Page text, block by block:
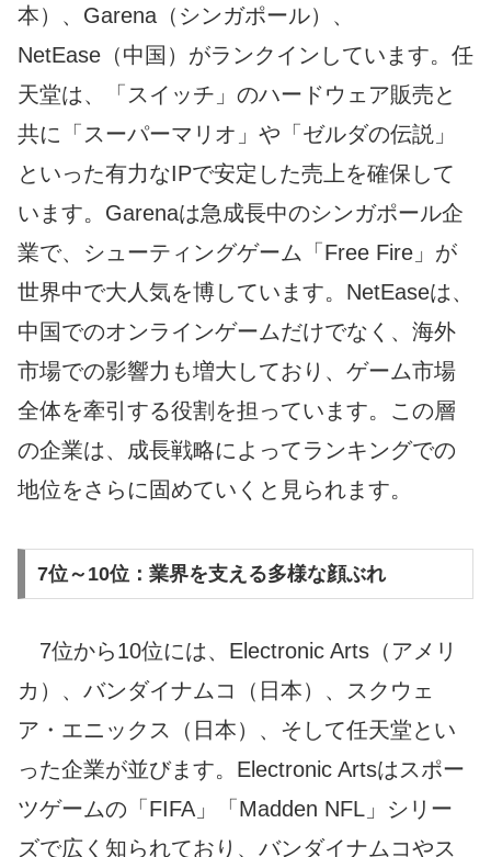
本）、Garena（シンガポール）、
NetEase（中国）がランクインしています。任
天堂は、「スイッチ」のハードウェア販売と
共に「スーパーマリオ」や「ゼルダの伝説」
といった有力なIPで安定した売上を確保して
います。Garenaは急成長中のシンガポール企
業で、シューティングゲーム「Free Fire」が
世界中で大人気を博しています。NetEaseは、
中国でのオンラインゲームだけでなく、海外
市場での影響力も増大しており、ゲーム市場
全体を牽引する役割を担っています。この層
の企業は、成長戦略によってランキングでの
地位をさらに固めていくと見られます。
7位～10位：業界を支える多様な顔ぶれ
7位から10位には、Electronic Arts（アメリ
カ）、バンダイナムコ（日本）、スクウェ
ア・エニックス（日本）、そして任天堂とい
った企業が並びます。Electronic Artsはスポー
ツゲームの「FIFA」「Madden NFL」シリー
ズで広く知られており、バンダイナムコやス